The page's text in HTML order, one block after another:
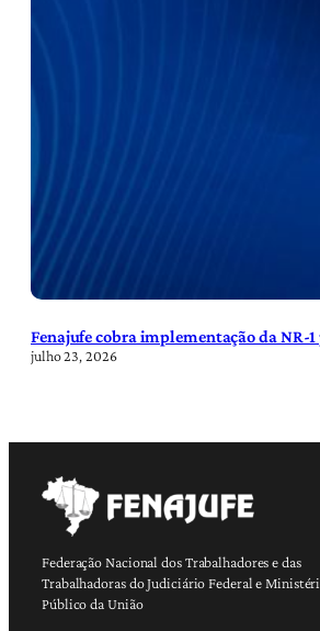
Fenajufe cobra implementação da NR-
julho 23, 2026
Federação Nacional dos Trabalhadores e das
Trabalhadoras do Judiciário Federal e
Público da União